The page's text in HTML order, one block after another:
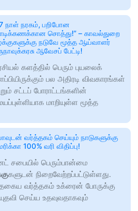
நாள் நரகம், பறிபோன
சொத்து!” – காவல்துறை
நடுவே மூத்த ஆய்வாளர்
ஆவேசப் பேட்டி!
களத்தில் பெரும் புயலைக்
பல அதிரடி விவகாரங்கள்
சட்டப் போராட்டங்களின்
மாறியுள்ள மூத்த
வர்த்தகம் செய்யும் நாடுகளுக்கு
100% வரி விதிப்பு!
சபையில் பெரும்பான்மை
களுடன் நிறைவேற்றப்பட்டுள்ளது.
வர்த்தகம் உக்ரைன் போருக்கு
செய்ய உதவுவதாகவும்